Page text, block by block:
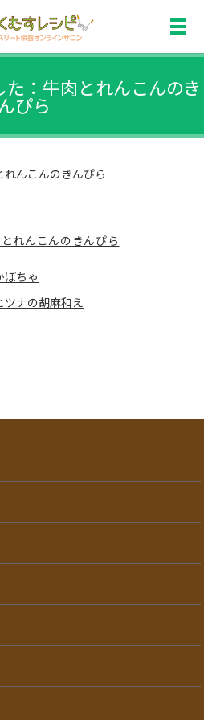
：牛肉とれんこんのき
ぴら
んこんのきんぴら
れんこんのきんぴら
ぼちゃ
ツナの胡麻和え